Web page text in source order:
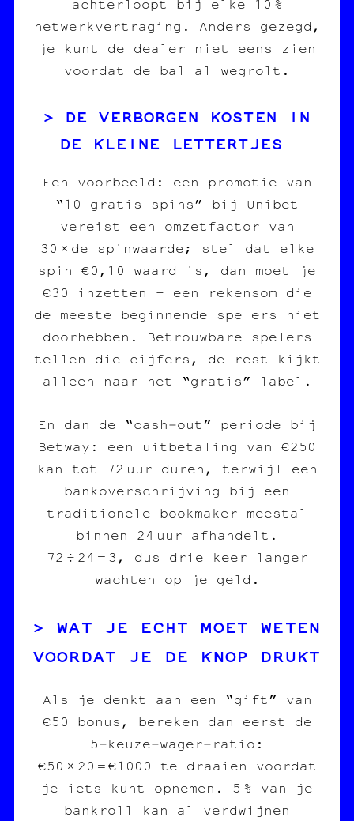
achterloopt bij elke 10 %
netwerkvertraging. Anders gezegd,
je kunt de dealer niet eens zien
voordat de bal al wegrolt.
DE VERBORGEN KOSTEN IN
DE KLEINE LETTERTJES
Een voorbeeld: een promotie van
“10 gratis spins” bij Unibet
vereist een omzetfactor van
30 × de spinwaarde; stel dat elke
spin €0,10 waard is, dan moet je
€30 inzetten – een rekensom die
de meeste beginnende spelers niet
doorhebben. Betrouwbare spelers
tellen die cijfers, de rest kijkt
alleen naar het “gratis” label.
En dan de “cash‑out” periode bij
Betway: een uitbetaling van €250
kan tot 72 uur duren, terwijl een
bankoverschrijving bij een
traditionele bookmaker meestal
binnen 24 uur afhandelt.
72 ÷ 24 = 3, dus drie keer langer
wachten op je geld.
WAT JE ECHT MOET WETEN
VOORDAT JE DE KNOP DRUKT
Als je denkt aan een “gift” van
€50 bonus, bereken dan eerst de
5‑keuze‑wager‑ratio:
€50 × 20 = €1000 te draaien voordat
je iets kunt opnemen. 5 % van je
bankroll kan al verdwijnen